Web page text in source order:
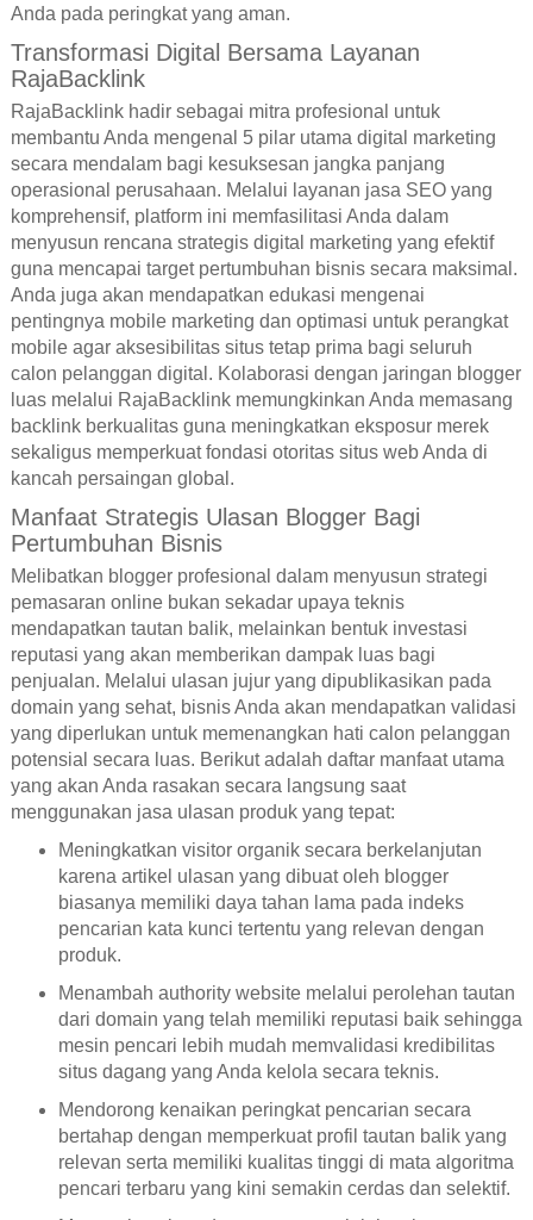
Anda pada peringkat yang aman.
Transformasi Digital Bersama Layanan
RajaBacklink
RajaBacklink hadir sebagai mitra profesional untuk
membantu Anda mengenal 5 pilar utama digital marketing
secara mendalam bagi kesuksesan jangka panjang
operasional perusahaan. Melalui layanan jasa SEO yang
komprehensif, platform ini memfasilitasi Anda dalam
menyusun rencana strategis digital marketing yang efektif
guna mencapai target pertumbuhan bisnis secara maksimal.
Anda juga akan mendapatkan edukasi mengenai
pentingnya mobile marketing dan optimasi untuk perangkat
mobile agar aksesibilitas situs tetap prima bagi seluruh
calon pelanggan digital. Kolaborasi dengan jaringan blogger
luas melalui RajaBacklink memungkinkan Anda memasang
backlink berkualitas guna meningkatkan eksposur merek
sekaligus memperkuat fondasi otoritas situs web Anda di
kancah persaingan global.
Manfaat Strategis Ulasan Blogger Bagi
Pertumbuhan Bisnis
Melibatkan blogger profesional dalam menyusun strategi
pemasaran online bukan sekadar upaya teknis
mendapatkan tautan balik, melainkan bentuk investasi
reputasi yang akan memberikan dampak luas bagi
penjualan. Melalui ulasan jujur yang dipublikasikan pada
domain yang sehat, bisnis Anda akan mendapatkan validasi
yang diperlukan untuk memenangkan hati calon pelanggan
potensial secara luas. Berikut adalah daftar manfaat utama
yang akan Anda rasakan secara langsung saat
menggunakan jasa ulasan produk yang tepat:
Meningkatkan visitor organik secara berkelanjutan
karena artikel ulasan yang dibuat oleh blogger
biasanya memiliki daya tahan lama pada indeks
pencarian kata kunci tertentu yang relevan dengan
produk.
Menambah authority website melalui perolehan tautan
dari domain yang telah memiliki reputasi baik sehingga
mesin pencari lebih mudah memvalidasi kredibilitas
situs dagang yang Anda kelola secara teknis.
Mendorong kenaikan peringkat pencarian secara
bertahap dengan memperkuat profil tautan balik yang
relevan serta memiliki kualitas tinggi di mata algoritma
pencari terbaru yang kini semakin cerdas dan selektif.